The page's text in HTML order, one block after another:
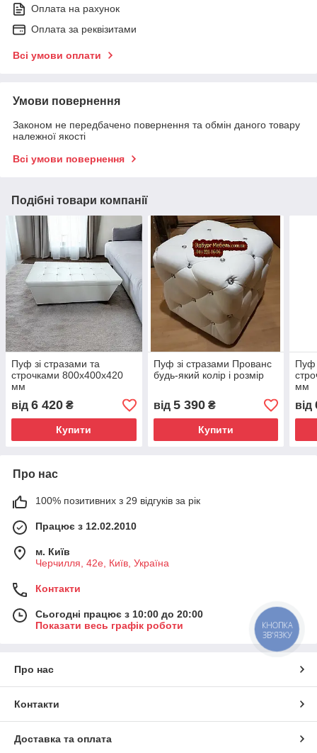
Оплата на рахунок
Оплата за реквізитами
Всі умови оплати
Умови повернення
Законом не передбачено повернення та обмін даного товару
належної якості
Всі умови повернення
Подібні товари компанії
Пуф зі стразами та
строчками 800х400х420
мм
від 6 420 ₴
Купити
Пуф зі стразами Прованс
будь-який колір і розмір
від 5 390₴
Купити
Пуф
мм
від
Про нас
100% позитивних з 29 відгуків за рік
Працює з 12.02.2010
м. Київ
Черчилля, 42е, Київ, Україна
Контакти
Сьогодні працює з 10:00 до 20:00
Показати весь графік роботи
Про нас
Контакти
Доставка та оплата
КНОПКА
ЗВ'ЯЗКУ